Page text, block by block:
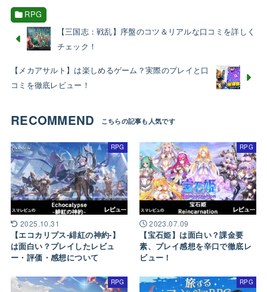
RPG
【三国志：戦乱】序盤のコツ＆リアルな口コミを詳しく
チェック！
【メカアサルト】は楽しめるゲーム？実際のプレイと口
コミを徹底レビュー！
RECOMMEND
RPG
2025.10.31
【エコカリプス-緋紅の神約-】
は面白い？プレイしたレビュ
ー・評価・感想について
RPG
2023.07.09
【宝石姫】は面白い？課金要
素、プレイ感想を辛口で徹底レ
ビュー！
RPG RPG